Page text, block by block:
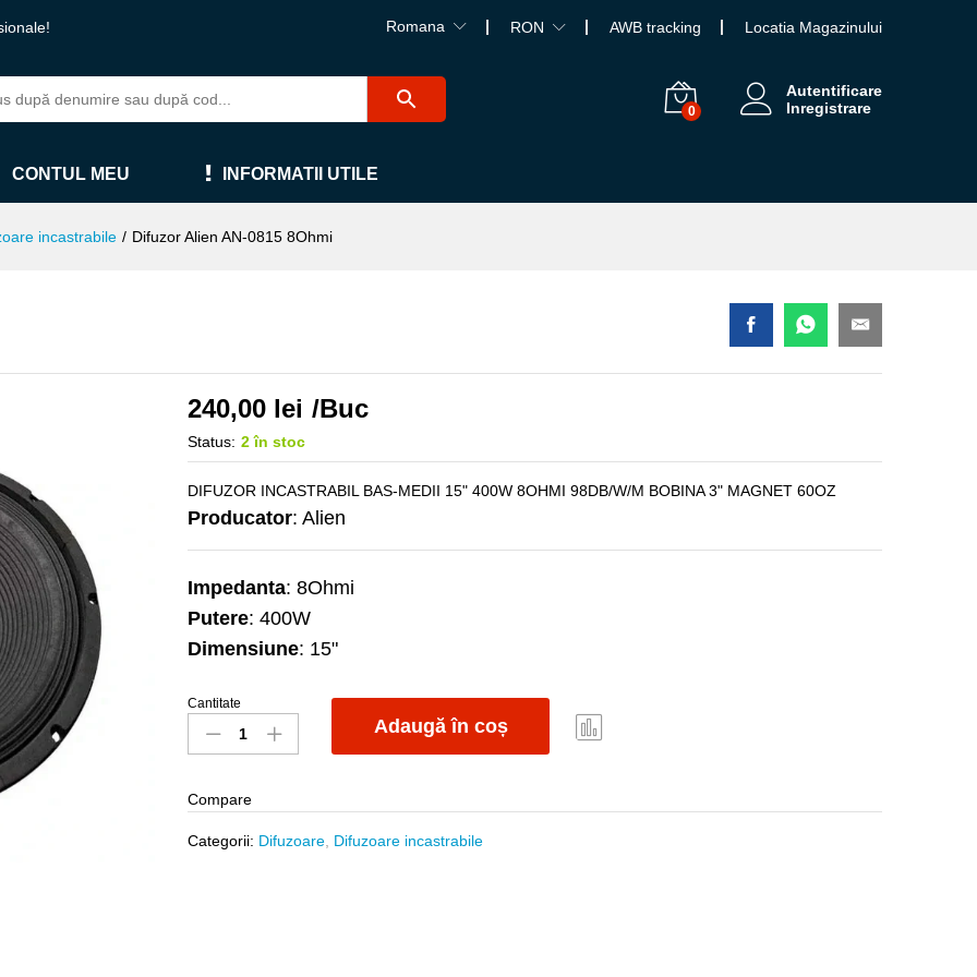
Romana RON AWB tracking Locatia Magazinului
0
Autentificare
Inregistrare
CONTUL MEU INFORMATII UTILE
incastrabile / Difuzor Alien AN-0815 8Ohmi
240,00 lei /Buc
Status: 2 în stoc
DIFUZOR INCASTRABIL BAS-MEDII 15" 400W 8OHMI 98DB/W/M BOBINA 3" MAGNET 60OZ
Producator: Alien
Impedanta: 8Ohmi
Putere: 400W
Dimensiune: 15"
Difuzor
Alien
AN-
8Ohmi
Cantitate
Adaugă în coș
Compare
Categorii: Difuzoare Difuzoare incastrabile